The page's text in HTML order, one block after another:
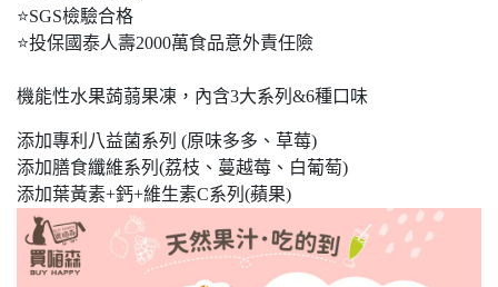
⭐SGS檢驗合格
⭐投保國泰人壽2000萬食品意外責任險
機能性水果蒟蒻果凍，內含3大系列&6種口味
添加專利八益菌系列 (原味多多、草莓)
添加膳食纖維系列(荔枝、蔓越莓、白葡萄)
添加葉黃素+鈣+維生素C系列(蘋果)